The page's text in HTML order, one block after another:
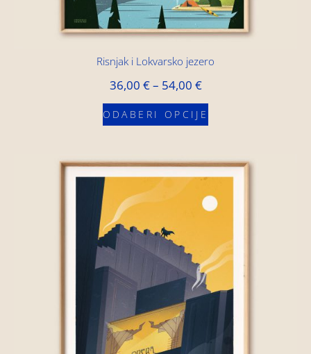
Risnjak i Lokvarsko jezero
36,00 €– 54,00 €
ODABERI OPCIJE